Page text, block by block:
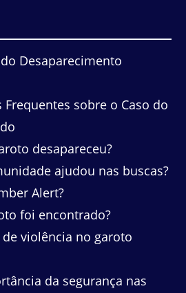
Desaparecimento
Frequentes sobre o Caso do
desapareceu?
ajudou nas buscas?
Alert?
foi encontrado?
violência no garoto
da segurança nas